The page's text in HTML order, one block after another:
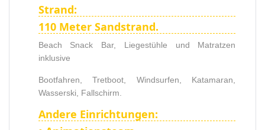
Strand:
110 Meter Sandstrand.
Beach Snack Bar, Liegestühle und Matratzen
inklusive
Bootfahren, Tretboot, Windsurfen, Katamaran,
Wasserski, Fallschirm.
Andere Einrichtungen: